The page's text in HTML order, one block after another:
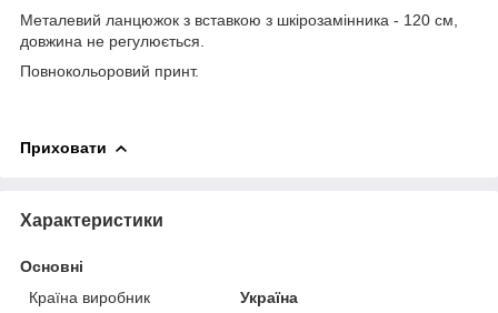
Металевий ланцюжок з вставкою з шкірозамінника - 120 см,
довжина не регулюється.
Повнокольоровий принт.
Приховати
Характеристики
Основні
Країна виробник
Україна